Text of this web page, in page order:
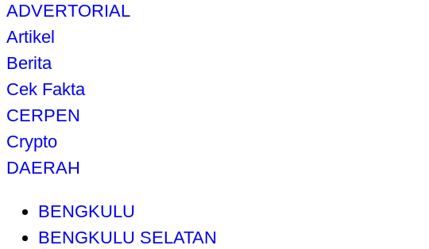
ADVERTORIAL
Artikel
Berita
Cek Fakta
CERPEN
Crypto
DAERAH
BENGKULU
BENGKULU SELATAN